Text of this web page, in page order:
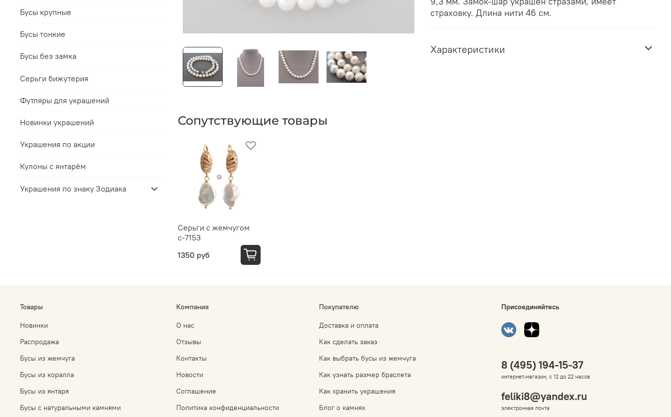
страховку. Длина нити 46 см.
Характеристики
Сопутствующие товары
Серьги с жемчугом
с-7153
1350 руб
Бусы крупные
Бусы тонкие
Бусы без замка
Серьги бижутерия
Футляры для украшений
Новинки украшений
Украшения по акции
Кулоны с янтарём
Украшения по знаку Зодиака
Товары
Новинки
Распродажа
Бусы из жемчуга
Бусы из коралла
Бусы из янтаря
Бусы с натуральными камнями
Компания
О нас
Отзывы
Контакты
Новости
Соглашение
Политика конфиденциальности
Покупателю
Доставка и оплата
Как сделать заказ
Как выбрать бусы из жемчуга
Как узнать размер браслета
Как хранить украшения
Блог о камнях
Присоединяйтесь
8 (495) 194-15-37
интернет-магазин, с 12 до 22 часов
feliki8@yandex.ru
электронная почта